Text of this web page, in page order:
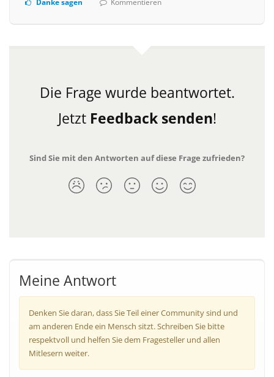
Die Frage wurde beantwortet.
Jetzt Feedback senden!
Sind Sie mit den Antworten auf diese Frage zufrieden?
Meine Antwort
Denken Sie daran, dass Sie Teil einer Community sind und
am anderen Ende ein Mensch sitzt. Schreiben Sie bitte
respektvoll und helfen Sie dem Fragesteller und allen
Mitlesern weiter.